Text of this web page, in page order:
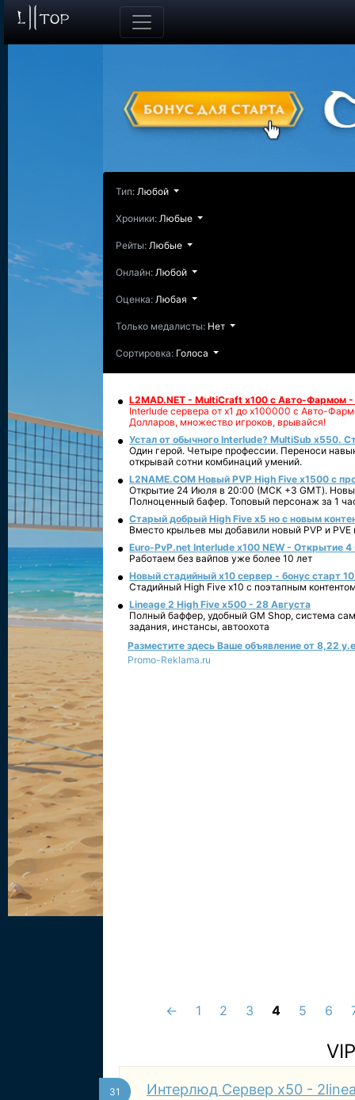
Тип: Любой
Хроники: Любые
Рейты: Любые
Онлайн: Любой
Оценка: Любая
Только медалисты: Нет
Сортировка: Голоса
L2MAD.NET - MultiCraft x100 с Авто-Фармом
Interlude сервера от х1 до х100000 с Авто-
Долларов, множество игроков, врывайся!
Устал от обычного Interlude? MultiSub x550.
Один герой. Четыре профессии. Переноси
открывай сотни комбинаций умений.
L2NAME.COM Новый PVP High Five x1500 с
Открытие 24 Июля в 20:00 (МСК +3 GMT).
Полноценный бафер. Топовый персонаж за 1
Старый добрый High Five x5 но с новым
Вместо крыльев мы добавили новый PVP и PVE
Euro-PvP.net Interlude х100 NEW - Открытие 4
Работаем без вайпов уже более 10 лет
Новый стадийный х10 сервер - бонус старт
Стадийный High Five x10 с поэтапным
Lineage 2 High Five x500 - 28 Августа
Полный баффер, удобный GM Shop, система
задания, инстансы, автоохота
Разместите здесь Ваше объявление от 8,22
Promo-Reklama.ru
← 1 2 3 4 5 6
31 Интерлюд Сервер x50 -